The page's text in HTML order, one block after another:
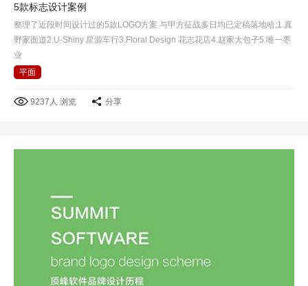
5款标志设计案例
整理了近段时间设计过的5款LOGO方案 与甲方征战多日均已定稿落地哈;1.真
野家面道2.U-Shiny 星源车行3.Floral Design 花志花店4.赵家大包子5.唯一枣
业
平面
9237人 浏览 分享